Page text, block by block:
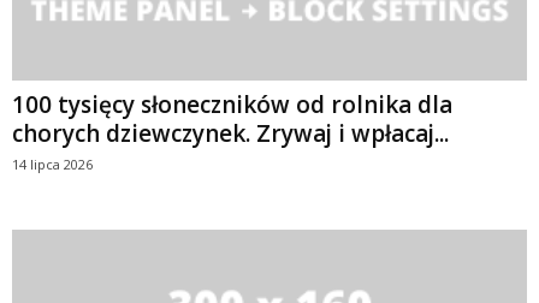
100 tysięcy słoneczników od rolnika dla
chorych dziewczynek. Zrywaj i wpłacaj...
14 lipca 2026